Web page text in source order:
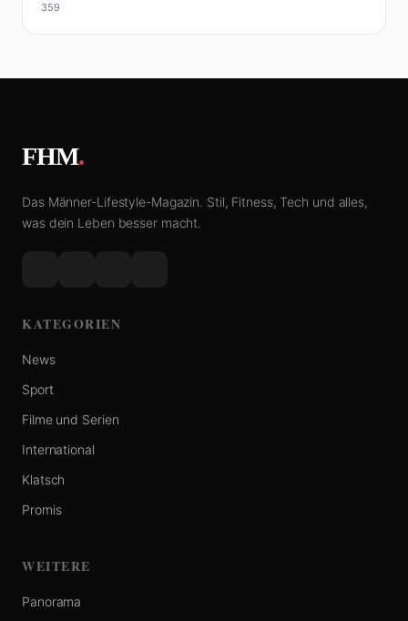
359
FHM.
Das Männer-Lifestyle-Magazin. Stil, Fitness, Tech und alles,
was dein Leben besser macht.
KATEGORIEN
News
Sport
Filme und Serien
International
Klatsch
Promis
WEITERE
Panorama